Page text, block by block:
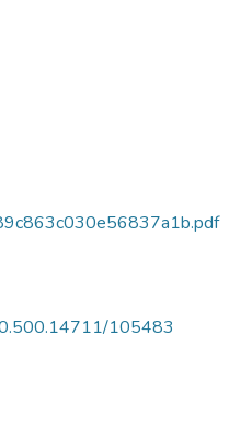
105483